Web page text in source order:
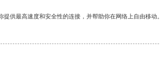
供最高速度和安全性的连接，并帮助你在网络上自由移动。